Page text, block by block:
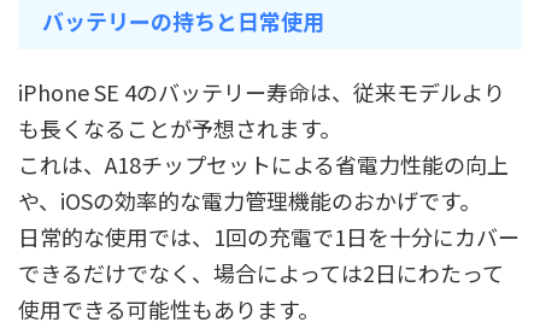
バッテリーの持ちと日常使用
iPhone SE 4のバッテリー寿命は、従来モデルより
も長くなることが予想されます。
これは、A18チップセットによる省電力性能の向上
や、iOSの効率的な電力管理機能のおかげです。
日常的な使用では、1回の充電で1日を十分にカバー
できるだけでなく、場合によっては2日にわたって
使用できる可能性もあります。